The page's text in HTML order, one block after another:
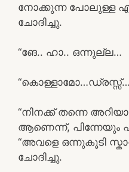
നോക്കുന്ന പോലുള്ള
ചോദിച്ചു.
“ങേ.. ഹാ.. ഒന്നുല്ല…
“കൊള്ളാമോ…ഡ്രസ്സ്‌…
“നിനക്ക് തന്നെ
ആണെന്ന്, പിന്നേയും
“അവളെ ഒന്നുകൂടി
ചോദിച്ചു.